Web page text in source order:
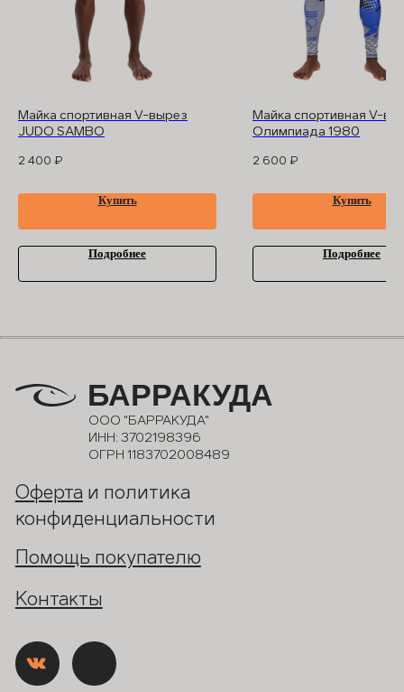
Майка спортивная V-вырез
JUDO SAMBO
2 400 ₽
Купить
Подробнее
Майка спортивная V-
Олимпиада 1980
2 600 ₽
Купить
Подробнее
Помощь покупателю